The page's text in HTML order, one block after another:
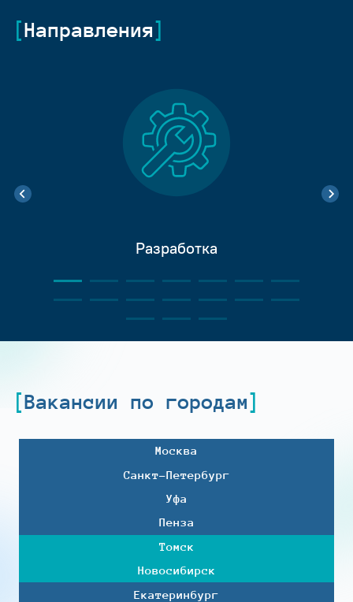
Направления
Разработка
Вакансии по городам
Москва
Санкт-Петербург
Уфа
Пенза
Томск
Новосибирск
Екатеринбург